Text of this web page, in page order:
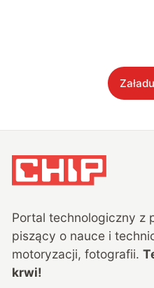
Portal technologiczny z
piszący o nauce i
motoryzacji, fotografii.
krwi!